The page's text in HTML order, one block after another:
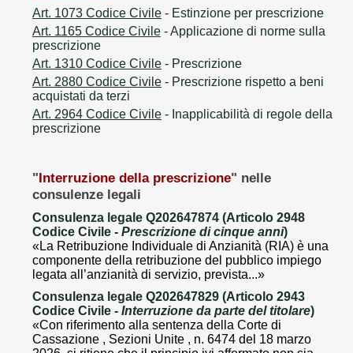
Art. 1073 Codice Civile - Estinzione per prescrizione
Art. 1165 Codice Civile - Applicazione di norme sulla
prescrizione
Art. 1310 Codice Civile - Prescrizione
Art. 2880 Codice Civile - Prescrizione rispetto a beni
acquistati da terzi
Art. 2964 Codice Civile - Inapplicabilità di regole della
prescrizione
"Interruzione della prescrizione" nelle
consulenze legali
Consulenza legale Q202647874 (Articolo 2948
Codice Civile - Prescrizione di cinque anni)
«La Retribuzione Individuale di Anzianità (RIA) è una
componente della retribuzione del pubblico impiego
legata all’anzianità di servizio, prevista...»
Consulenza legale Q202647829 (Articolo 2943
Codice Civile - Interruzione da parte del titolare)
«Con riferimento alla sentenza della Corte di
Cassazione , Sezioni Unite , n. 6474 del 18 marzo